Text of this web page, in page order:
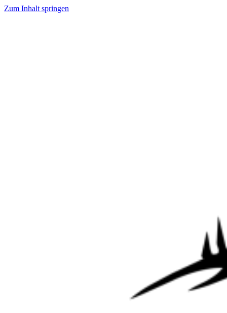
Zum Inhalt springen